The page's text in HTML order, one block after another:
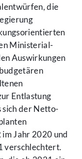
die
Ministerial­
Auswirkungen
Entlastung
sich der Netto­
Jahr 2020 und
verschlechtert.